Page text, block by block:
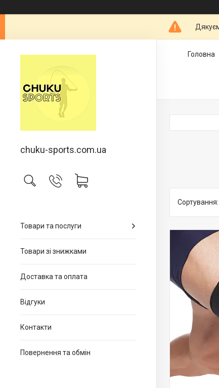
chuku-sports.com.ua
Товари та послуги
Товари зі знижками
Доставка та оплата
Відгуки
Контакти
Повернення та обмін
Головна